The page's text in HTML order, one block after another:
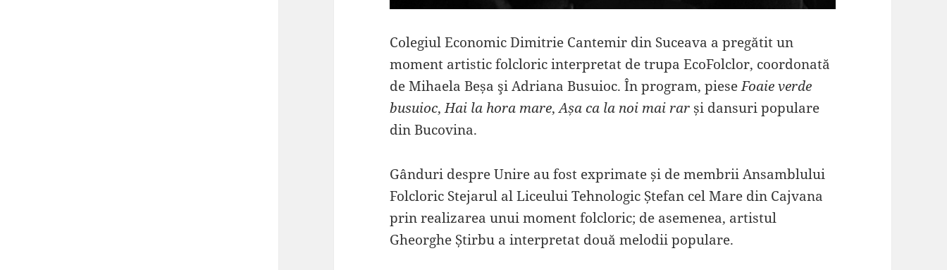
Colegiul Economic Dimitrie Cantemir din Suceava a pregătit un
moment artistic folcloric interpretat de trupa EcoFolclor, coordonată
de Mihaela Beșa şi Adriana Busuioc. În program, pieseFoaie verde
busuioc,Hai la hora mare,Așa ca la noi mai rar și dansuri populare
din Bucovina.
Gânduri despre Unire au fost exprimate și de membrii Ansamblului
Folcloric Stejarul al Liceului Tehnologic Ștefan cel Mare din Cajvana
prin realizarea unui moment folcloric; de asemenea, artistul
Gheorghe Știrbu a interpretat două melodii populare.